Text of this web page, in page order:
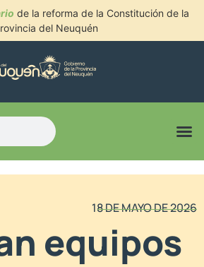
de la reforma de la Constitución de la
del Neuquén
18 DE MAYO DE 2026
equipos